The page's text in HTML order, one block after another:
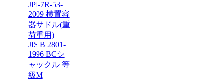
JPI-7R-53-
2009 横置容
器サドル(重
荷重用)
JIS B 2801-
1996 BCシ
ャックル 等
級M